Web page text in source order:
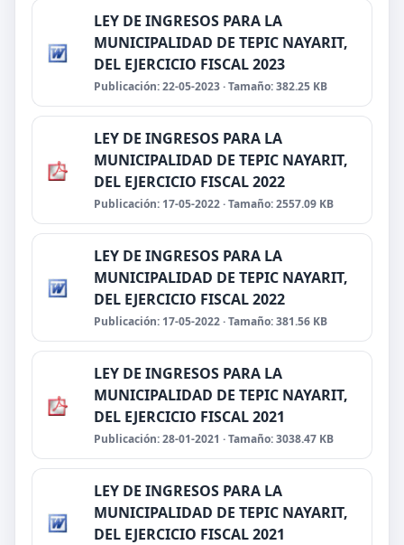
LEY DE INGRESOS PARA LA
MUNICIPALIDAD DE TEPIC NAYARIT,
DEL EJERCICIO FISCAL 2023
Publicación: 22-05-2023 · Tamaño: 382.25 KB
LEY DE INGRESOS PARA LA
MUNICIPALIDAD DE TEPIC NAYARIT,
DEL EJERCICIO FISCAL 2022
Publicación: 17-05-2022 · Tamaño: 2557.09 KB
LEY DE INGRESOS PARA LA
MUNICIPALIDAD DE TEPIC NAYARIT,
DEL EJERCICIO FISCAL 2022
Publicación: 17-05-2022 · Tamaño: 381.56 KB
LEY DE INGRESOS PARA LA
MUNICIPALIDAD DE TEPIC NAYARIT,
DEL EJERCICIO FISCAL 2021
Publicación: 28-01-2021 · Tamaño: 3038.47 KB
LEY DE INGRESOS PARA LA
MUNICIPALIDAD DE TEPIC NAYARIT,
DEL EJERCICIO FISCAL 2021